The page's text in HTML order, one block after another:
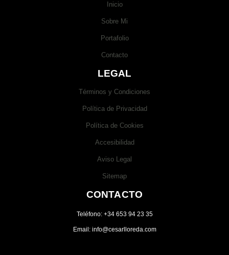
Inicio
Sobre Mi
Portafolio
Contacto
LEGAL
Términos y Condiciones
Política de Privacidad
Política de Cookies
Accesibilidad
Aviso Legal
Sitemap
CONTACTO
Teléfono: +34 653 94 23 35
Email: info@cesarlloreda.com